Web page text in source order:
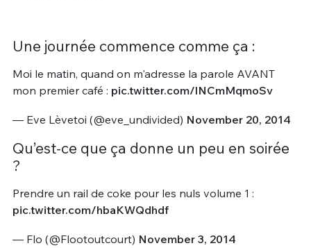
Une journée commence comme ça :
Moi le matin, quand on m'adresse la parole AVANT
mon premier café : pic.twitter.com/lNCmMqmoSv
— Eve Lèvetoi (@eve_undivided) November 20, 2014
Qu’est-ce que ça donne un peu en soirée
?
Prendre un rail de coke pour les nuls volume 1 :
pic.twitter.com/hbaKWQdhdf
— Flo (@Flootoutcourt) November 3, 2014